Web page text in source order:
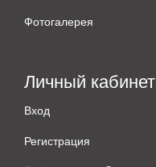
Фотогалерея
Личный кабинет
Вход
Регистрация